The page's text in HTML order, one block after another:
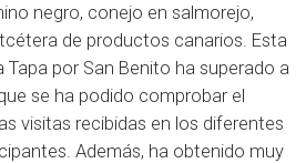
negro, conejo en salmorejo,
de productos canarios. Esta
Tapa por San Benito ha superado a
se ha podido comprobar el
visitas recibidas en los diferentes
Además, ha obtenido muy